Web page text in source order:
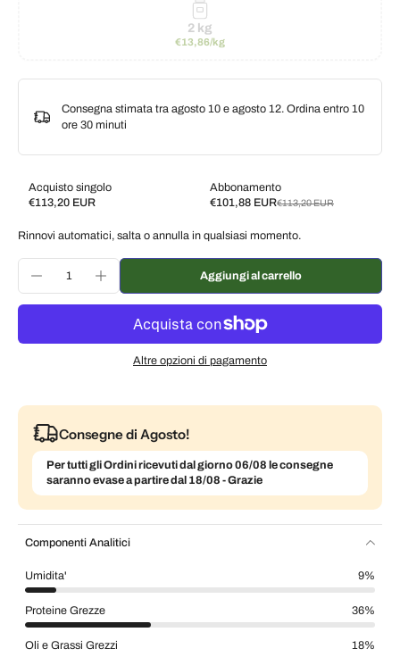
2 kg
€13,86/kg
Consegna stimata tra agosto 10 e agosto 12. Ordina entro 10
ore 30 minuti
Acquisto singolo
€113,20 EUR
Abbonamento
€101,88 EUR€113,20 EUR
Subscribe and save
Consegna ogni 3 settimane, 7% di sconto
€105,28 EUR
Consegna ogni mese, 5% di sconto
€107,54 EUR
Rinnovi automatici, salta o annulla in qualsiasi momento.
Aggiungi al carrello
Altre opzioni di pagamento
Consegne di Agosto!
Per tutti gli Ordini ricevuti dal giorno 06/08 le consegne
saranno evase a partire dal 18/08 - Grazie
Componenti Analitici
Umidita' 9%
Proteine Grezze 36%
Oli e Grassi Grezzi 18%